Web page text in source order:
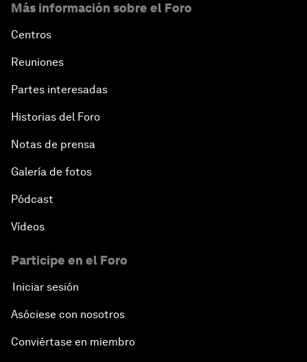
Más información sobre el Foro
Centros
Reuniones
Partes interesadas
Historias del Foro
Notas de prensa
Galería de fotos
Pódcast
Vídeos
Participe en el Foro
Iniciar sesión
Asóciese con nosotros
Conviértase en miembro